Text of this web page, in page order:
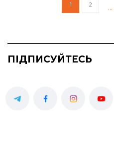
1 2 …
ПІДПИСУЙТЕСЬ